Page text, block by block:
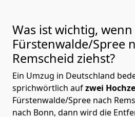
Was ist wichtig,
Fürstenwalde/Spree
Remscheid ziehst?
Ein Umzug in Deutschland
sprichwörtlich aufzwei
Fürstenwalde/Spree nach
nach Bonn, dann wird die